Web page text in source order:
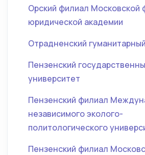
Орский филиал Московской
юридической академии
Отрадненский
Пензенский
университет
Пензенский филиал
независимого эколого-
политологического
Пензенский филиал